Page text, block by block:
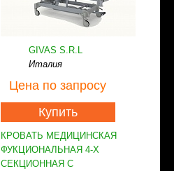
GIVAS S.R.L
Италия
Цена по запросу
Купить
КРОВАТЬ МЕДИЦИНСКАЯ
ФУКЦИОНАЛЬНАЯ 4-Х
СЕКЦИОННАЯ С